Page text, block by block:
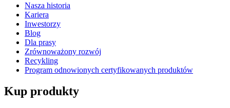
Nasza historia
Kariera
Inwestorzy
Blog
Dla prasy
Zrównoważony rozwój
Recykling
Program odnowionych certyfikowanych produktów
Kup produkty